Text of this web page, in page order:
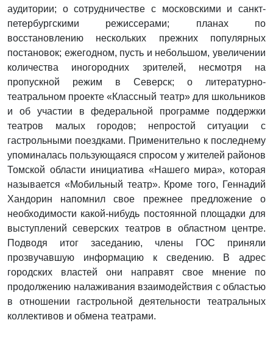
аудитории; о сотрудничестве с московскими и санкт-
петербургскими режиссерами; планах по
восстановлению нескольких прежних популярных
постановок; ежегодном, пусть и небольшом, увеличении
количества иногородних зрителей, несмотря на
пропускной режим в Северск; о литературно-
театральном проекте «Классный театр» для школьников
и об участии в федеральной программе поддержки
театров малых городов; непростой ситуации с
гастрольными поездками. Применительно к последнему
упоминалась пользующаяся спросом у жителей районов
Томской области инициатива «Нашего мира», которая
называется «Мобильный театр». Кроме того, Геннадий
Хандорин напомнил свое прежнее предложение о
необходимости какой-нибудь постоянной площадки для
выступлений северских театров в областном центре.
Подводя итог заседанию, члены ГОС приняли
прозвучавшую информацию к сведению. В адрес
городских властей они направят свое мнение по
продолжению налаживания взаимодействия с областью
в отношении гастрольной деятельности театральных
коллективов и обмена театрами.